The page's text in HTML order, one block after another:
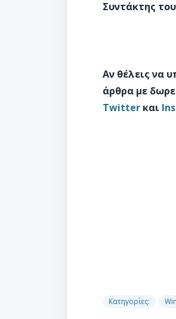
Συντάκτης
Αν θέλεις να
άρθρα με
Twitter και
Κατηγορίες: